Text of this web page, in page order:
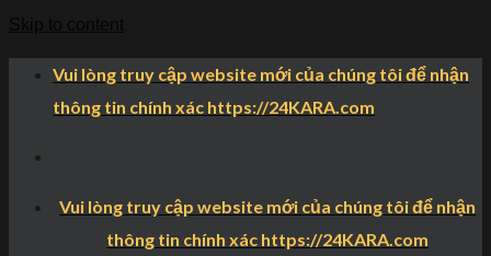
Vui lòng truy cập website mới của chúng tôi để nhận
thông tin chính xác https://24KARA.com
Vui lòng truy cập website mới của chúng tôi để nhận
thông tin chính xác https://24KARA.com